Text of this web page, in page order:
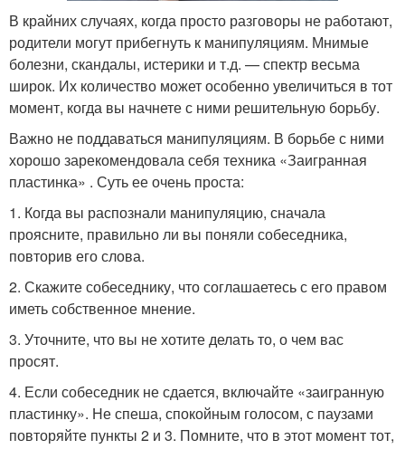
В крайних случаях, когда просто разговоры не работают,
родители могут прибегнуть к манипуляциям. Мнимые
болезни, скандалы, истерики и т.д. — спектр весьма
широк. Их количество может особенно увеличиться в тот
момент, когда вы начнете с ними решительную борьбу.
Важно не поддаваться манипуляциям. В борьбе с ними
хорошо зарекомендовала себя техника «Заигранная
пластинка» . Суть ее очень проста:
1. Когда вы распознали манипуляцию, сначала
проясните, правильно ли вы поняли собеседника,
повторив его слова.
2. Скажите собеседнику, что соглашаетесь с его правом
иметь собственное мнение.
3. Уточните, что вы не хотите делать то, о чем вас
просят.
4. Если собеседник не сдается, включайте «заигранную
пластинку». Не спеша, спокойным голосом, с паузами
повторяйте пункты 2 и 3. Помните, что в этот момент тот,